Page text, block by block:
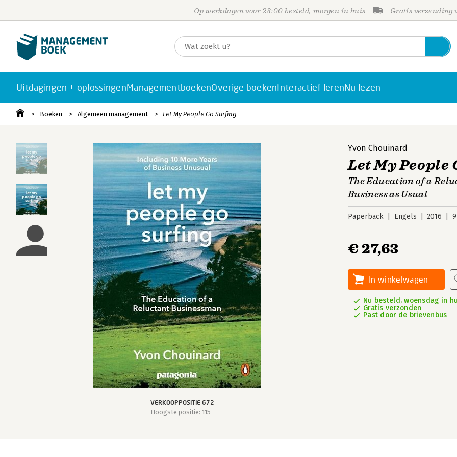
Op werkdagen voor 23:00 besteld, morgen in huis Gratis verzending
Uitdagingen + oplossingenManagementboekenOverige boekenInteractief lerenNu lezen
Boeken Algemeen management Let My People Go Surfing
VERKOOPPOSITIE 672
Hoogste positie: 115
Yvon Chouinard
Let My People
The Education of a
Business as Usual
Paperback Engels 2016
€ 27,63
In winkelwagen
Nu besteld, woensdag in
Gratis verzonden
Past door de brievenbus